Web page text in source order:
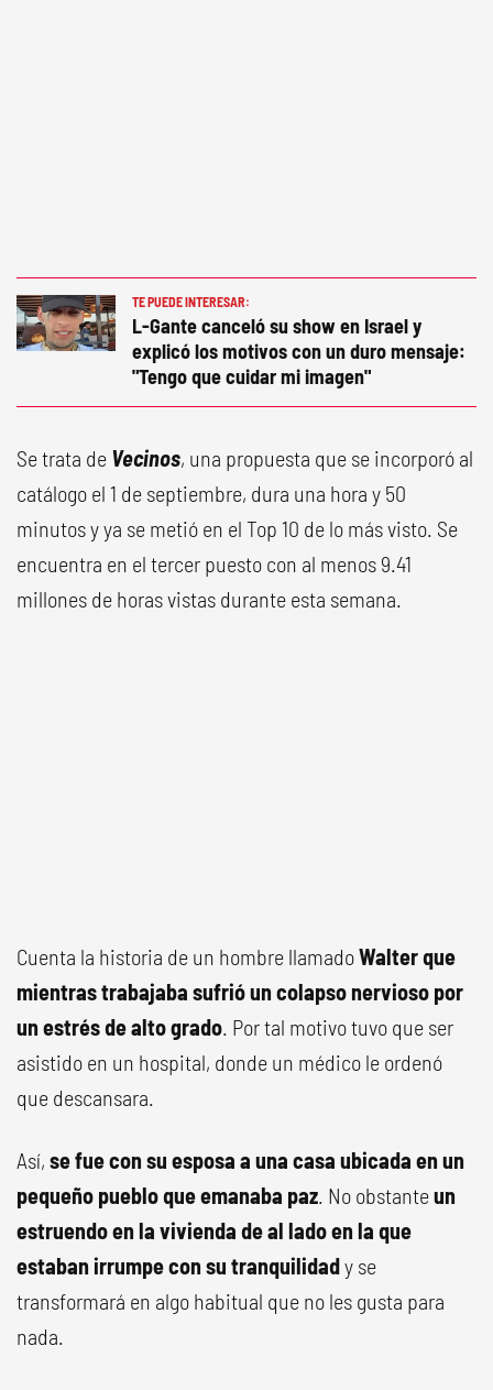
TE PUEDE INTERESAR:
L-Gante canceló su show en Israel y
explicó los motivos con un duro mensaje:
"Tengo que cuidar mi imagen"
Se trata de Vecinos, una propuesta que se incorporó al
catálogo el 1 de septiembre, dura una hora y 50
minutos y ya se metió en el Top 10 de lo más visto. Se
encuentra en el tercer puesto con al menos 9.41
millones de horas vistas durante esta semana.
Cuenta la historia de un hombre llamadoWalter que
mientras trabajaba sufrió un colapso nervioso por
un estrés de alto grado. Por tal motivo tuvo que ser
asistido en un hospital, donde un médico le ordenó
que descansara.
Así, se fue con su esposa a una casa ubicada en un
pequeño pueblo que emanaba paz. No obstanteun
estruendo en la vivienda de al lado en la que
estaban irrumpe con su tranquilidady se
transformará en algo habitual que no les gusta para
nada.